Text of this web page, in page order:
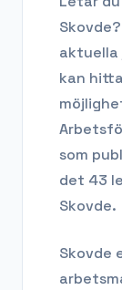
Skovde
aktuella
kan
som
det 43
Skovde.
Skovde